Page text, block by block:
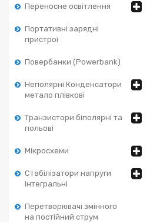
Переносне освітлення
Портативні зарядні
пристрої
Повербанки (Powerbank)
Неполярні Конденсатори
метало плівкові
Транзистори біполярні та
польові
Мікросхеми
Стабілізатори напруги
інтегральні
Перетворювачі змінного
на постійний струм